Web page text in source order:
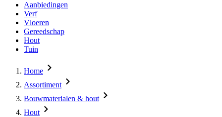
Aanbiedingen
Verf
Vloeren
Gereedschap
Hout
Tuin
Home
Assortiment
Bouwmaterialen & hout
Hout